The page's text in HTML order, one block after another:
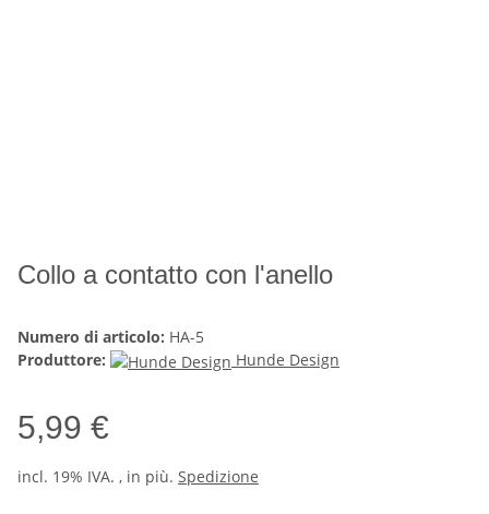
Collo a contatto con l'anello
Numero di articolo: HA-5
Produttore:
Hunde Design
5,99 €
incl. 19% IVA. , in più. Spedizione